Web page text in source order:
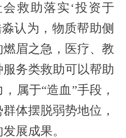
救助落实‘投资于
淼认为，物质帮助侧
眉之急，医疗、教
务类救助可以帮助
属于“造血”手段，
体摆脱弱势地位，
展成果。